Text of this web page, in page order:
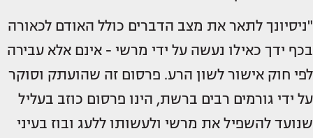
"ניסיונך לתאר את מצב הדברים כולל האודם לכאורה
בכף ידך כאילו נעשה על ידי מרשי - אינם אלא עבירה
לפי חוק אישור לשון הרע. פרסום זה שהועתק וסוקר
על ידי גורמים רבים ברשת, הינו פרסום כוזב בעליל
שנועד להשפיל את מרשי ולעשותו ללעג ובוז בעיני